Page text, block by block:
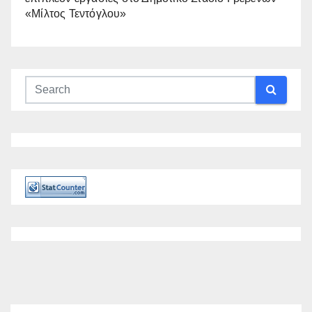
«Μίλτος Τεντόγλου»